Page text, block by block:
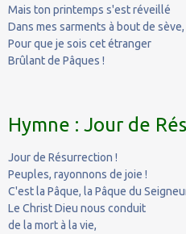
Mais ton printemps s'est réveillé
Dans mes sarments à bout de sève,
Pour que je sois cet étranger
Brûlant de Pâques !
Hymne : Jour de
Jour de Résurrection !
Peuples, rayonnons de joie !
C'est la Pâque, la Pâque du
Le Christ Dieu nous conduit
de la mort à la vie,